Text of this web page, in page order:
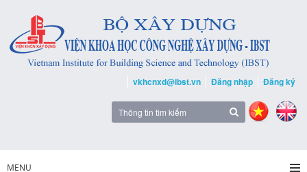
vkhcnxd@ibst.vn Đăng nhập Đăng ký
MENU